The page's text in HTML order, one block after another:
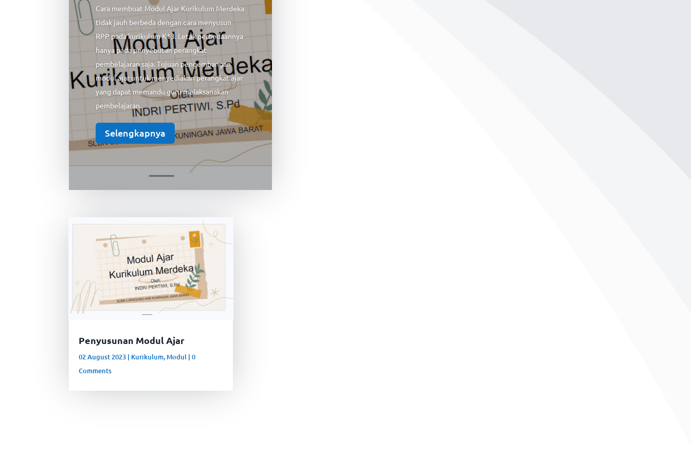
Cara membuat Modul Ajar Kurikulum Merdeka
tidak jauh berbeda dengan cara menyusun
RPP pada kurikulum K13. Letak perbedaannya
hanya pada penyebutan perangkat
pembelajaran saja. Tujuan pengembangan
modul ajar untuk menyediakan perangkat ajar
yang dapat memandu guru melaksanakan
pembelajaran.
Selengkapnya
Penyusunan Modul Ajar
02 August 2023 | Kurikulum,Modul | 0
Comments